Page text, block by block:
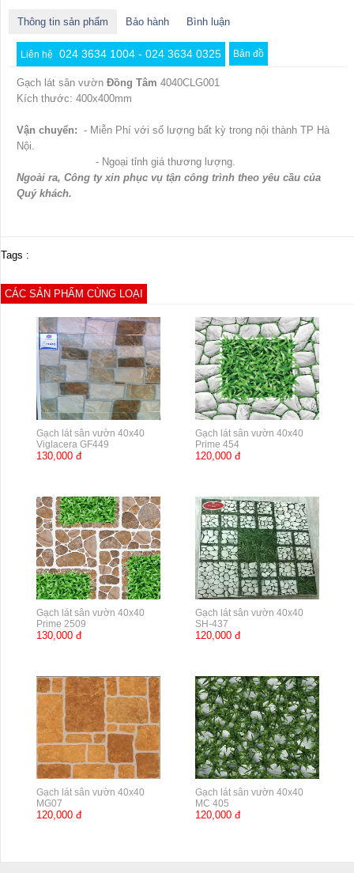
Thông tin sản phẩm Bảo hành Bình luận
Liên hệ 024 3634 1004 - 024 3634 0325 Bản đồ
Gạch lát sân vườn Đồng Tâm 4040CLG001
Kích thước: 400x400mm
Vận chuyển: - Miễn Phí với số lượng bất kỳ trong nội thành TP Hà
Nội.
- Ngoại tỉnh giá thương lượng.
Ngoài ra, Công ty xin phục vụ tận công trình theo yêu cầu của
Quý khách.
Tags :
CÁC SẢN PHẨM CÙNG LOẠI
Gạch lát sân vườn 40x40
Viglacera GF449
130,000 đ
Gạch lát sân vườn 40x40
Prime 454
120,000 đ
Gạch lát sân vườn 40x40
Prime 2509
130,000 đ
Gạch lát sân vườn 40x40
SH-437
120,000 đ
Gạch lát sân vườn 40x40
MG07
120,000 đ
Gạch lát sân vườn 40x40
MC 405
120,000 đ